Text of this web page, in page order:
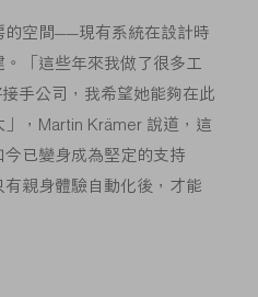
的空間——現有系統在設計時
「這些年來我做了很多工
手公司，我希望她能夠在此
，Martin Krämer 說道，這
已變身成為堅定的支持
親身體驗自動化後，才能